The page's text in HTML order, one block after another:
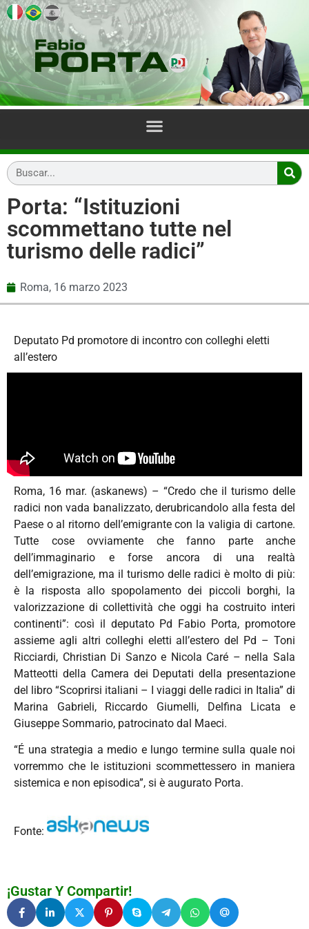
Porta: “Istituzioni
scommettano tutte nel
turismo delle radici”
Roma, 16 marzo 2023
Deputato Pd promotore di incontro con colleghi eletti
all’estero
Roma, 16 mar. (askanews) – “Credo che il turismo delle
radici non vada banalizzato, derubricandolo alla festa del
Paese o al ritorno dell’emigrante con la valigia di cartone.
Tutte cose ovviamente che fanno parte anche
dell’immaginario e forse ancora di una realtà
dell’emigrazione, ma il turismo delle radici è molto di più:
è la risposta allo spopolamento dei piccoli borghi, la
valorizzazione di collettività che oggi ha costruito interi
continenti”: così il deputato Pd Fabio Porta, promotore
assieme agli altri colleghi eletti all’estero del Pd – Toni
Ricciardi, Christian Di Sanzo e Nicola Caré – nella Sala
Matteotti della Camera dei Deputati della presentazione
del libro “Scoprirsi italiani – I viaggi delle radici in Italia” di
Marina Gabrieli, Riccardo Giumelli, Delfina Licata e
Giuseppe Sommario, patrocinato dal Maeci.
“É una strategia a medio e lungo termine sulla quale noi
vorremmo che le istituzioni scommettessero in maniera
sistemica e non episodica”, si è augurato Porta.
Fonte:
¡Gustar Y Compartir!